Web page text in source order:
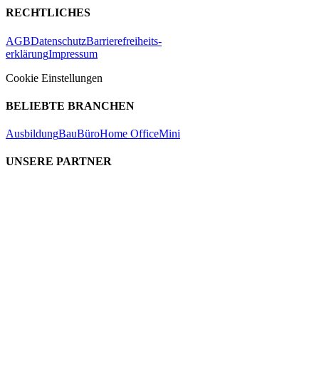
RECHTLICHES
AGBDatenschutzBarrierefreiheits-
erklärungImpressum
Cookie Einstellungen
BELIEBTE BRANCHEN
AusbildungBauBüroHome OfficeMini
UNSERE PARTNER